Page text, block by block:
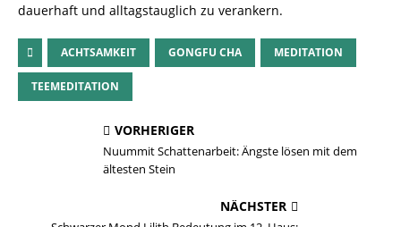
dauerhaft und alltagstauglich zu verankern.
ACHTSAMKEIT GONGFU CHA MEDITATION
TEEMEDITATION
VORHERIGER
Nuummit Schattenarbeit: Ängste lösen mit dem
ältesten Stein
NÄCHSTER